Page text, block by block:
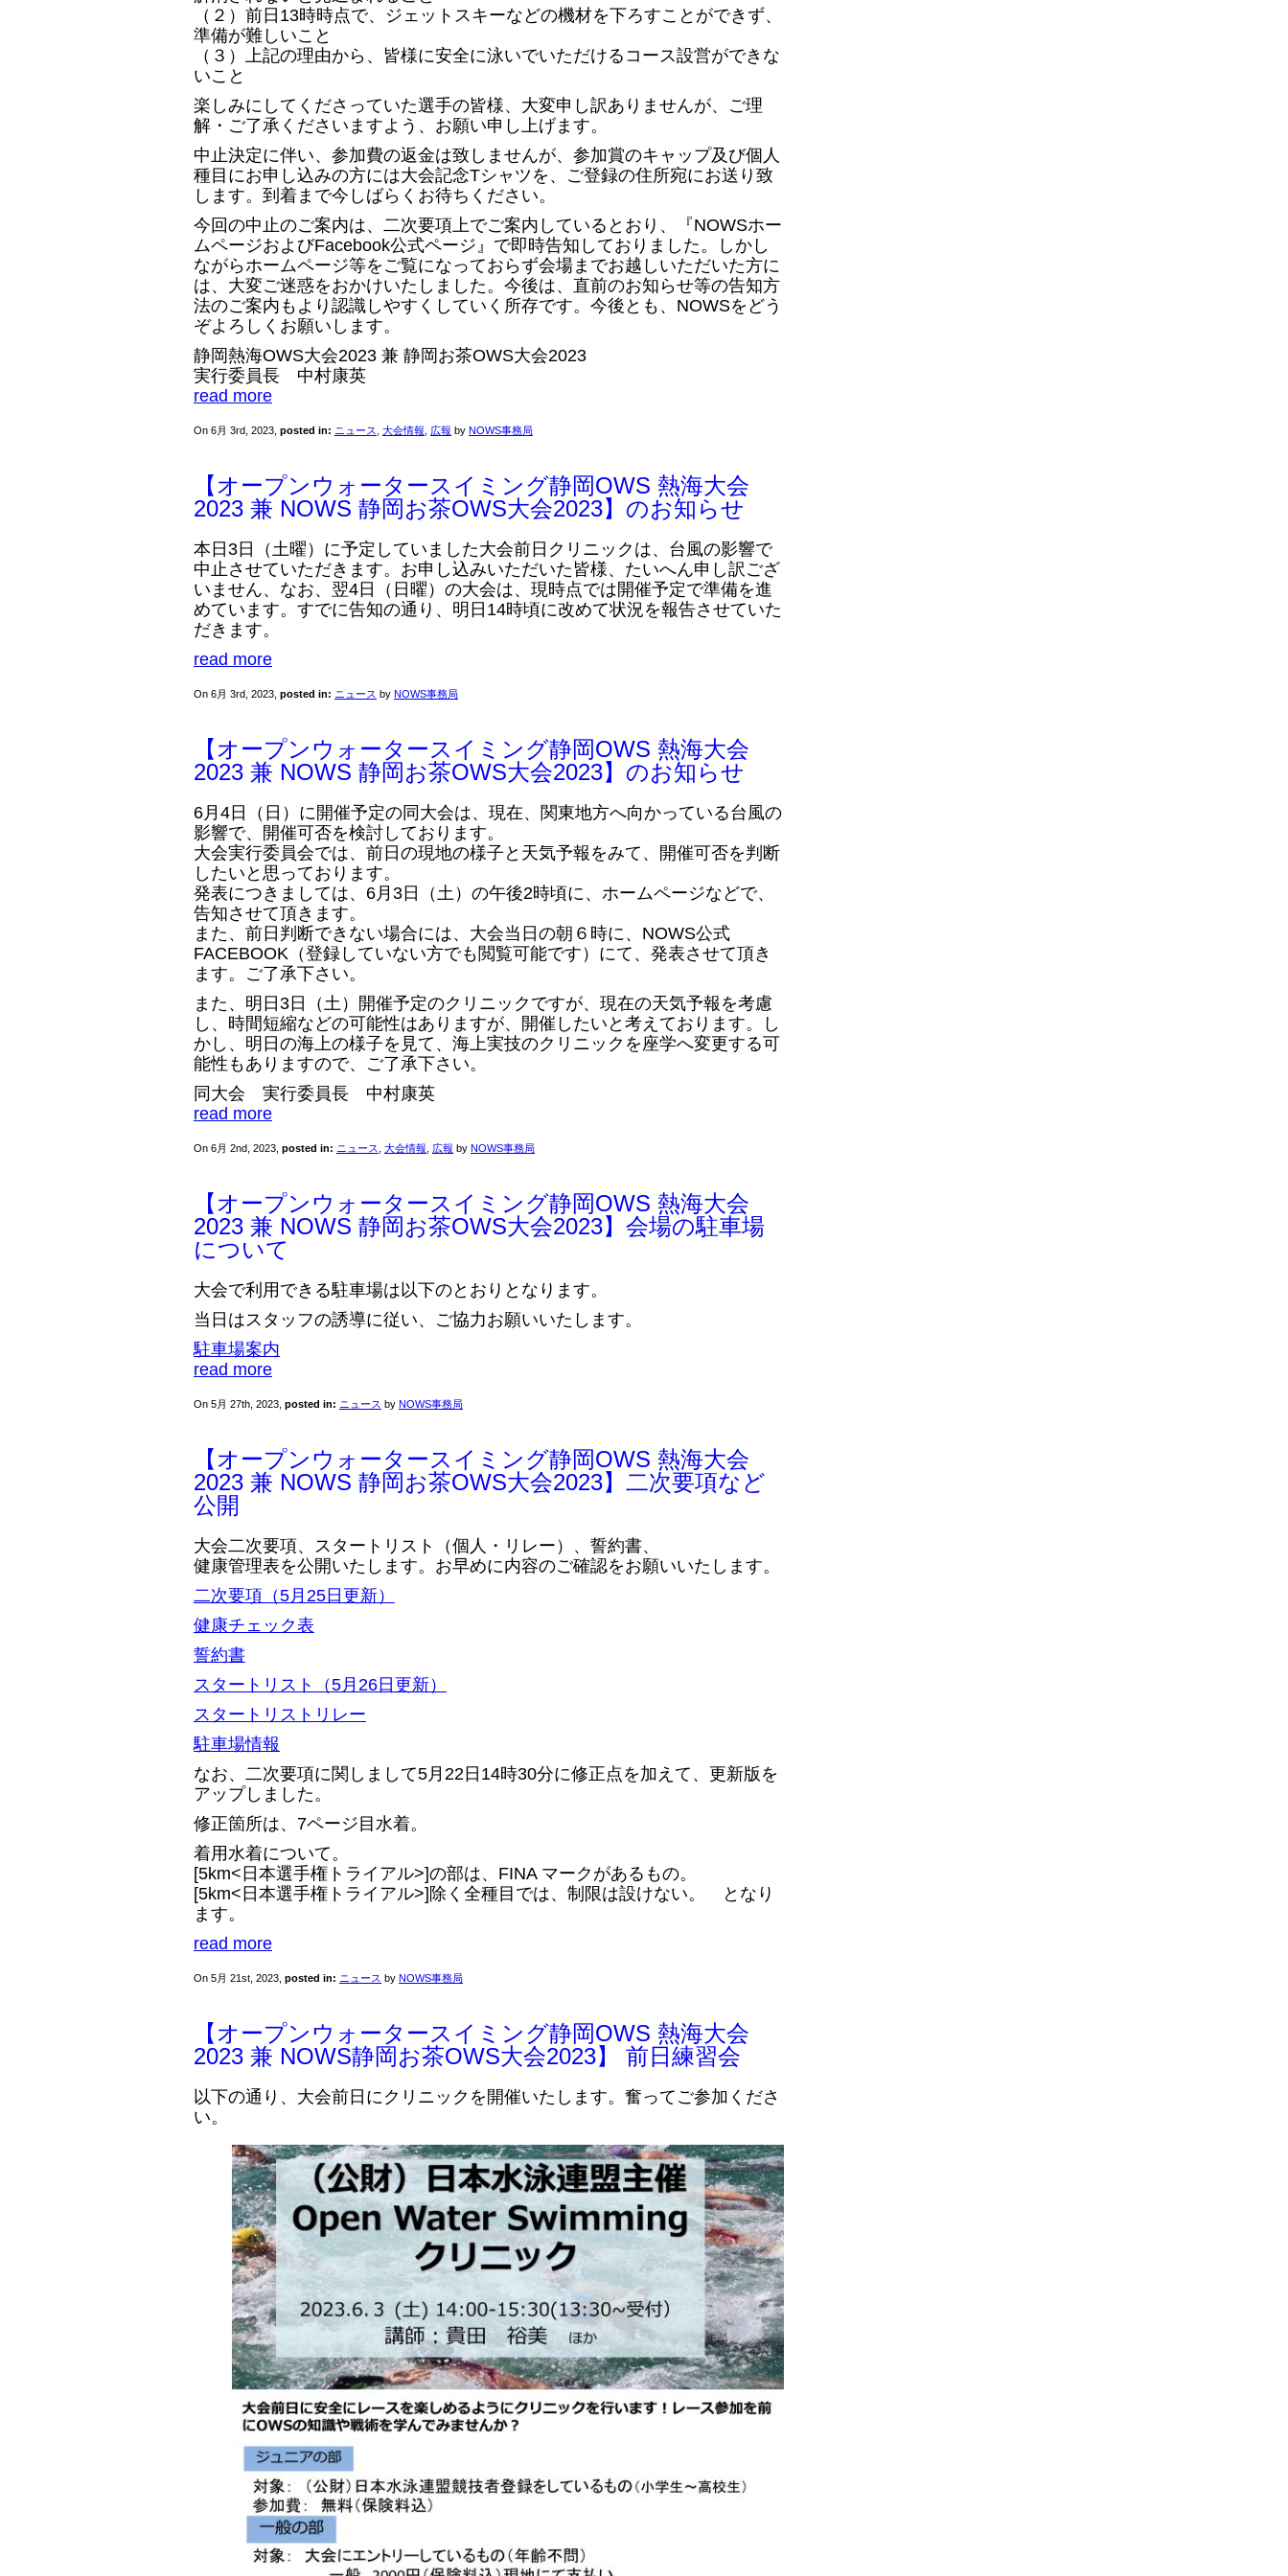
（２）前日13時時点で、ジェットスキーなどの機材を下ろすことができず、
準備が難しいこと
（３）上記の理由から、皆様に安全に泳いでいただけるコース設営ができな
いこと
楽しみにしてくださっていた選手の皆様、大変申し訳ありませんが、ご理
解・ご了承くださいますよう、お願い申し上げます。
中止決定に伴い、参加費の返金は致しませんが、参加賞のキャップ及び個人
種目にお申し込みの方には大会記念Tシャツを、ご登録の住所宛にお送り致
します。到着まで今しばらくお待ちください。
今回の中止のご案内は、二次要項上でご案内しているとおり、『NOWSホー
ムページおよびFacebook公式ページ』で即時告知しておりました。しかし
ながらホームページ等をご覧になっておらず会場までお越しいただいた方に
は、大変ご迷惑をおかけいたしました。今後は、直前のお知らせ等の告知方
法のご案内もより認識しやすくしていく所存です。今後とも、NOWSをどう
ぞよろしくお願いします。
静岡熱海OWS大会2023 兼 静岡お茶OWS大会2023
実行委員長 中村康英
read more
On 6月 3rd, 2023, posted in: ニュース 大会情報 広報 by NOWS事務局
【オープンウォータースイミング静岡OWS 熱海大会
2023 兼 NOWS 静岡お茶OWS大会2023】のお知らせ
本日3日（土曜）に予定していました大会前日クリニックは、台風の影響で
中止させていただきます。お申し込みいただいた皆様、たいへん申し訳ござ
いません、なお、翌4日（日曜）の大会は、現時点では開催予定で準備を進
めています。すでに告知の通り、明日14時頃に改めて状況を報告させていた
だきます。
read more
On 6月 3rd, 2023, posted in: ニュース by NOWS事務局
【オープンウォータースイミング静岡OWS 熱海大会
2023 兼 NOWS 静岡お茶OWS大会2023】のお知らせ
6月4日（日）に開催予定の同大会は、現在、関東地方へ向かっている台風の
影響で、開催可否を検討しております。
大会実行委員会では、前日の現地の様子と天気予報をみて、開催可否を判断
したいと思っております。
発表につきましては、6月3日（土）の午後2時頃に、ホームページなどで、
告知させて頂きます。
また、前日判断できない場合には、大会当日の朝６時に、NOWS公式
FACEBOOK（登録していない方でも閲覧可能です）にて、発表させて頂き
ます。ご了承下さい。
また、明日3日（土）開催予定のクリニックですが、現在の天気予報を考慮
し、時間短縮などの可能性はありますが、開催したいと考えております。し
かし、明日の海上の様子を見て、海上実技のクリニックを座学へ変更する可
能性もありますので、ご了承下さい。
同大会 実行委員長 中村康英
read more
On 6月 2nd, 2023, posted in: ニュース 大会情報 広報 by NOWS事務局
【オープンウォータースイミング静岡OWS 熱海大会
2023 兼 NOWS 静岡お茶OWS大会2023】会場の駐車場
について
大会で利用できる駐車場は以下のとおりとなります。
当日はスタッフの誘導に従い、ご協力お願いいたします。
駐車場案内
read more
On 5月 27th, 2023, posted in: ニュース by NOWS事務局
【オープンウォータースイミング静岡OWS 熱海大会
2023 兼 NOWS 静岡お茶OWS大会2023】二次要項など
公開
大会二次要項、スタートリスト（個人・リレー）、誓約書、
健康管理表を公開いたします。お早めに内容のご確認をお願いいたします。
二次要項（5月25日更新）
健康チェック表
誓約書
スタートリスト（5月26日更新）
スタートリストリレー
駐車場情報
なお、二次要項に関しまして5月22日14時30分に修正点を加えて、更新版を
アップしました。
修正箇所は、7ページ目水着。
着用水着について。
[5km<日本選手権トライアル>]の部は、FINA マークがあるもの。
[5km<日本選手権トライアル>]除く全種目では、制限は設けない。 となり
ます。
read more
On 5月 21st, 2023, posted in: ニュース by NOWS事務局
【オープンウォータースイミング静岡OWS 熱海大会
2023 兼 NOWS静岡お茶OWS大会2023】 前日練習会
以下の通り、大会前日にクリニックを開催いたします。奮ってご参加くださ
い。